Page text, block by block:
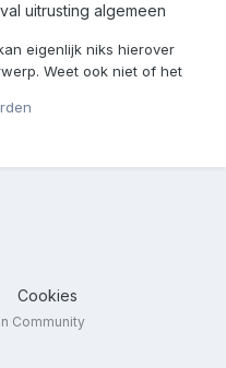
uitrusting algemeen
eigenlijk niks hierover
Weet ook niet of het
lederen jas en die
t...
Cookies
Community